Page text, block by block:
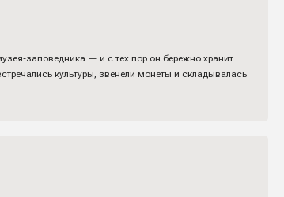
— и с тех пор он бережно хранит
культуры, звенели монеты и складывалась